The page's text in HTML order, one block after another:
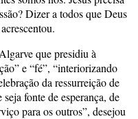
Dizer a todos que Deus
que presidiu à
e “fé”, “interiorizando
da ressurreição de
fonte de esperança, de
para os outros”, desejou